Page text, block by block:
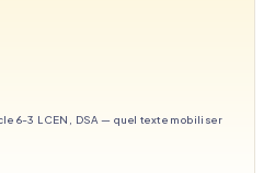
6-3 LCEN, DSA — quel texte mobiliser